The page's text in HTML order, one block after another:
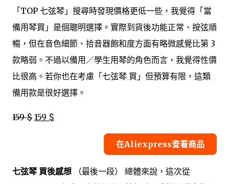
「TOP 七弦琴」搜尋時發現價格更低一些，我覺得「當
備用琴買」是個聰明選擇。實際到貨後功能正常、按弦順
暢，但在音色細節、拾音器飽和度方面有略微感覺比第 3
款略弱。不過以備用／學生用琴的角色而言，我覺得性價
比很高。若你也在考慮「七弦琴 買」但預算有限，這類
備用款是很好選擇。
159 $ 159 $
在Aliexpress查看商品
七弦琴 買後感想 （最後一段） 總體來說，這次從